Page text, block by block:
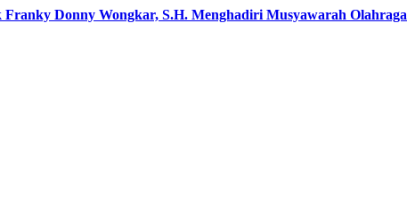
Franky Donny Wongkar, S.H. Menghadiri Musyawarah Olahraga